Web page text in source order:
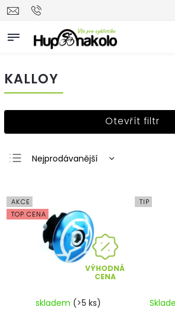
KALLOY
Otevřít filtr
Nejprodávanější
Nejdražší
Abecedně
AKCE
TOP CENA
VÝHODNÁ
CENA
skladem (>5 ks)
TIP